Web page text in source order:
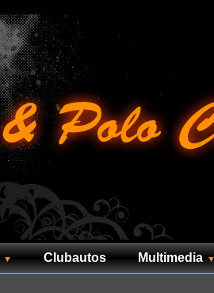
Clubautos Multimedia